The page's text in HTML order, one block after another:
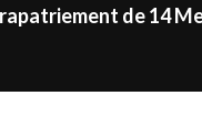
de 14